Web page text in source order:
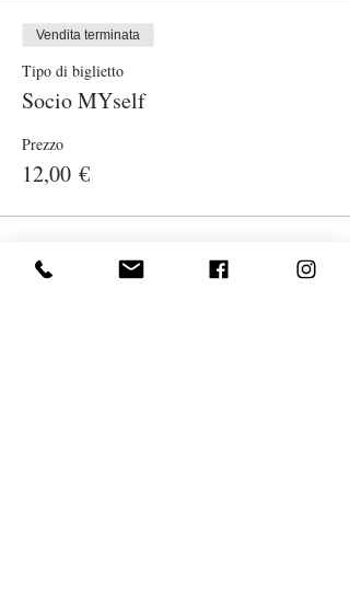
Vendita terminata
Tipo di biglietto
Socio MYself
Prezzo
12,00 €